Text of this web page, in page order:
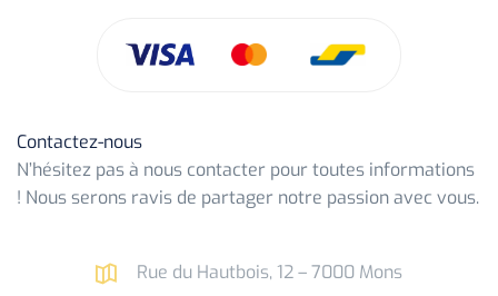
Contactez-nous
N’hésitez pas à nous contacter pour toutes informations
! Nous serons ravis de partager notre passion avec vous.
Rue du Hautbois, 12 – 7000 Mons